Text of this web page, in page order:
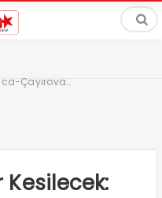
Çayırova…
Kesilecek: